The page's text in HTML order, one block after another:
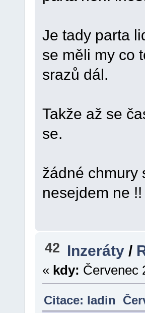
Je tady parta
se měli my co
srazů dál.
Takže až se
se.
žádné chmury
nesejdem ne !!
42 Inzeráty /
« kdy: Červenec
Citace: ladin